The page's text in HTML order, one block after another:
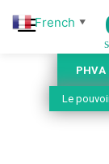
Le
French ▼